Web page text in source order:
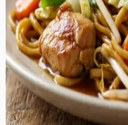
porgand ja
ideaalselt mahlaseid
praetud chow mein
suurepäraselt
rahuldustpakkuvat
kuumalt otse
täis tekstuure ja
35min